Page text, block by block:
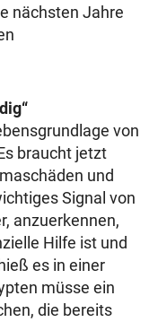
nächsten Jahre
von
braucht jetzt
und
Signal von
anzuerkennen,
Hilfe ist und
es in einer
müsse ein
die bereits